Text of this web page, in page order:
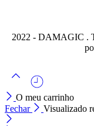
2022 - DAMAGIC .
O meu carrinho
Fechar
Visualizado